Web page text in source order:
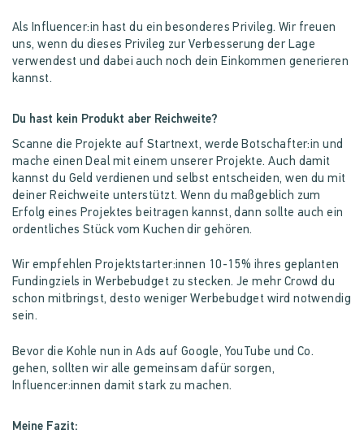
Als Influencer:in hast du ein besonderes Privileg. Wir freuen
uns, wenn du dieses Privileg zur Verbesserung der Lage
verwendest und dabei auch noch dein Einkommen generieren
kannst.
Du hast kein Produkt aber Reichweite?
Scanne die Projekte auf Startnext, werde Botschafter:in und
mache einen Deal mit einem unserer Projekte. Auch damit
kannst du Geld verdienen und selbst entscheiden, wen du mit
deiner Reichweite unterstützt. Wenn du maßgeblich zum
Erfolg eines Projektes beitragen kannst, dann sollte auch ein
ordentliches Stück vom Kuchen dir gehören.
Wir empfehlen Projektstarter:innen 10-15% ihres geplanten
Fundingziels in Werbebudget zu stecken. Je mehr Crowd du
schon mitbringst, desto weniger Werbebudget wird notwendig
sein.
Bevor die Kohle nun in Ads auf Google, YouTube und Co.
gehen, sollten wir alle gemeinsam dafür sorgen,
Influencer:innen damit stark zu machen.
Meine Fazit: